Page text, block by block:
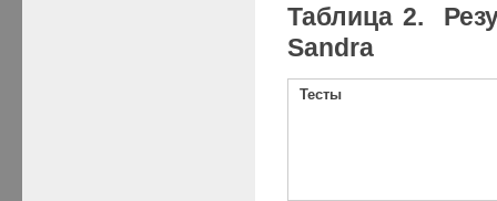
Таблица 2.
Sandra
Тесты